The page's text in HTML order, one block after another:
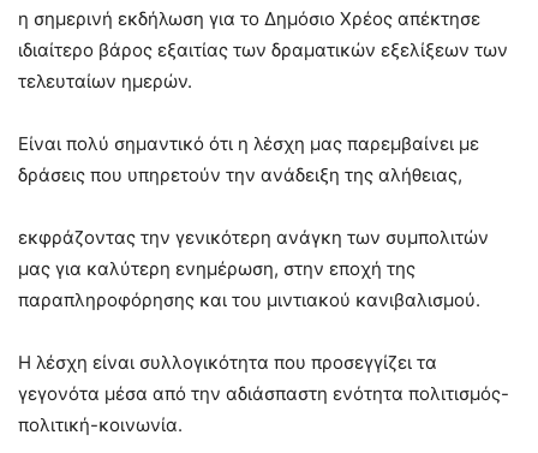
η σημερινή εκδήλωση για το Δημόσιο Χρέος απέκτησε
ιδιαίτερο βάρος εξαιτίας των δραματικών εξελίξεων των
τελευταίων ημερών.
Είναι πολύ σημαντικό ότι η λέσχη μας παρεμβαίνει με
δράσεις που υπηρετούν την ανάδειξη της αλήθειας,
εκφράζοντας την γενικότερη ανάγκη των συμπολιτών
μας για καλύτερη ενημέρωση, στην εποχή της
παραπληροφόρησης και του μιντιακού κανιβαλισμού.
Η λέσχη είναι συλλογικότητα που προσεγγίζει τα
γεγονότα μέσα από την αδιάσπαστη ενότητα πολιτισμός-
πολιτική-κοινωνία.